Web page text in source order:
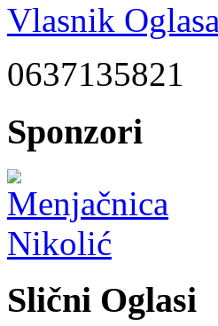
Vlasnik Oglasa
0637135821
Sponzori
Slični Oglasi